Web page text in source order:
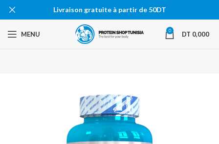
MENU 0 DT 0,000
Livraison gratuite à partir de 50DT